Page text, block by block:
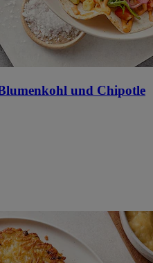
und Chipotle